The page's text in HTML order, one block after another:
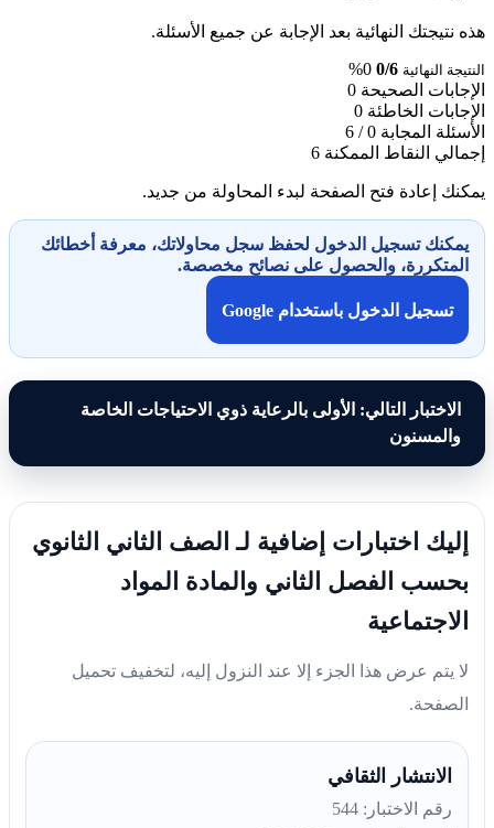
هذه نتيجتك النهائية بعد الإجابة عن جميع الأسئلة.
النتيجة النهائية 0/6
0%
الإجابات الصحيحة 0
الإجابات الخاطئة 0
الأسئلة المجابة 0 / 6
إجمالي النقاط الممكنة 6
يمكنك إعادة فتح الصفحة لبدء المحاولة من جديد.
يمكنك تسجيل الدخول لحفظ سجل محاولاتك، معرفة أخطائك
المتكررة، والحصول على نصائح مخصصة.
تسجيل الدخول باستخدام Google
الاختبار التالي: الأولى بالرعاية ذوي الاحتياجات الخاصة
والمسنون
إليك اختبارات إضافية لـ الصف الثاني الثانوي
بحسب الفصل الثاني والمادة المواد
الاجتماعية
لا يتم عرض هذا الجزء إلا عند النزول إليه، لتخفيف تحميل
الصفحة.
الانتشار الثقافي
رقم الاختبار: 544